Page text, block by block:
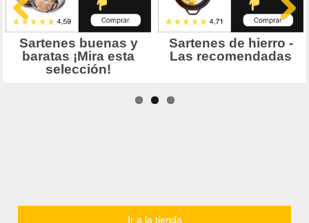
Ir a la tienda